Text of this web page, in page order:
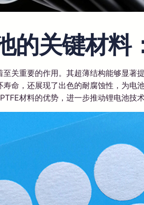
的关键材料
关重要的作用。其超薄结构能够显
命，还展现了出色的耐腐蚀性，为
材料的优势，进一步推动锂电池技